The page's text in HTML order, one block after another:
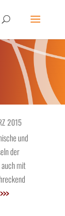
2015
und
der
mit
>>>